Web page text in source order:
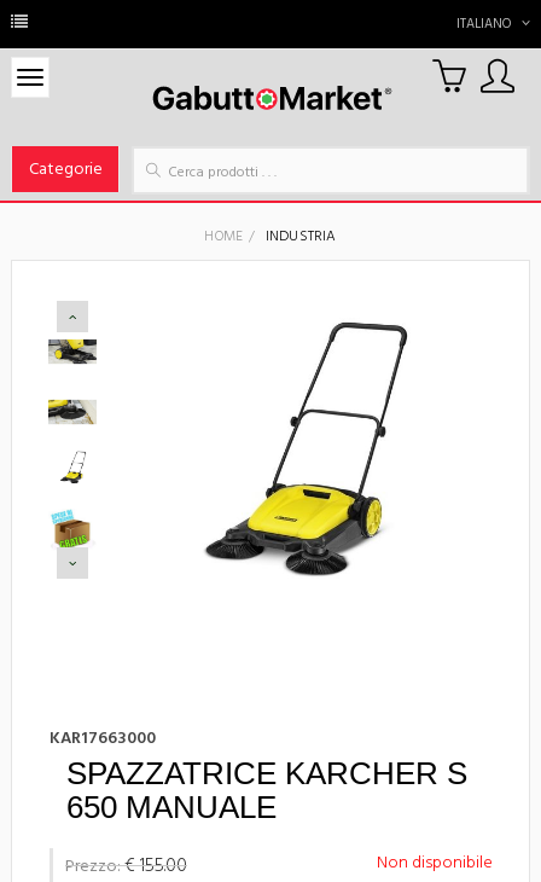
ITALIANO
Categorie
0
Carrello
HOME INDUSTRIA
KAR17663000
SPAZZATRICE KARCHER S
650 MANUALE
Non disponibile
Prezzo:€ 155.00